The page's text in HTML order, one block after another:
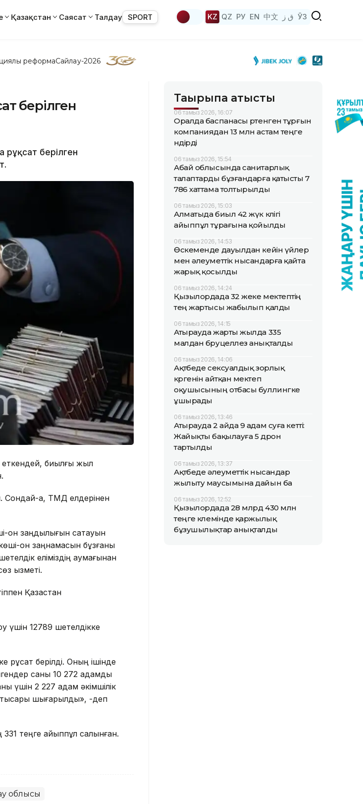
Қазақстан Саясат Талдау SPORT KZ QZ РУ EN 中文 ق ز ЎЗ
реформаСайлау-2026
берілген
берілген
еткендей, биылғы жыл
Сондай-ақ, ТМД елдерінен
қон заңдылығын сақтауын
қон заңнамасын бұзғаны
еліміздің аумағынан
қызметі.
Қазақстан
үшін 12789 шетелдікке
берілді. Оның ішінде
саны 10 272 адамды
үшін 2 227 адам әкімшілік
тысқары шығарылды», -деп
теңге айыппұл салынған.
облысы
Тақырыпқа қатысты
06 тамыз 2026, 16:07
Оралда баспанасы өртенген тұрғын
компаниядан 13 млн астам теңге
өндірді
06 тамыз 2026, 15:54
Абай облысында санитарлық
талаптарды бұзғандарға қатысты 7
786 хаттама толтырылды
06 тамыз 2026, 15:03
Алматыда биыл 42 жүк көлігі
айыппұл тұрағына қойылды
06 тамыз 2026, 14:53
Өскеменде дауылдан кейін үйлер
мен әлеуметтік нысандарға қайта
жарық қосылды
06 тамыз 2026, 14:24
Қызылордада 32 жеке мектептің
тең жартысы жабылып қалды
06 тамыз 2026, 14:15
Атырауда жарты жылда 335
малдан бруцеллез анықталды
06 тамыз 2026, 14:06
Ақтөбеде сексуалдық зорлық
көргенін айтқан мектеп
оқушысының отбасы буллингке
ұшырады
06 тамыз 2026, 13:46
Атырауда 2 айда 9 адам суға кетті:
Жайықты бақылауға 5 дрон
тартылды
06 тамыз 2026, 13:37
Ақтөбеде әлеуметтік нысандар
жылыту маусымына дайын ба
06 тамыз 2026, 12:52
Қызылордада 28 млрд 430 млн
теңге көлемінде қаржылық
бұзушылықтар анықталды